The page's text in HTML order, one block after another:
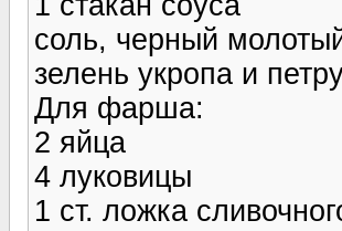
соль, черный
зелень укропа и
Для фарша:
2 яйца
4 луковицы
1 ст. ложка